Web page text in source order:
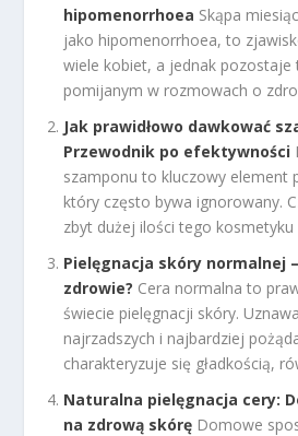
hipomenorrhoea Skąpa
jako hipomenorrhoea, to
wiele kobiet, a jednak
pomijanym w rozmowach o
Jak prawidłowo dawkować
Przewodnik po efektywności
szamponu to kluczowy element
który często bywa ignorowany.
zbyt dużej ilości tego kosmetyku
Pielęgnacja skóry normalnej
zdrowie? Cera normalna to
świecie pielęgnacji skóry.
najrzadszych i najbardziej
charakteryzuje się gładkością,
Naturalna pielęgnacja cery:
na zdrową skórę Domowe